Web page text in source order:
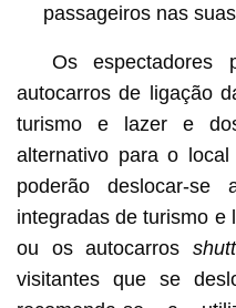
passageiros nas
Os espectadores
autocarros de ligação
turismo e lazer e
alternativo para o
poderão deslocar-
integradas de turismo e
ou os autocarros
visitantes que se